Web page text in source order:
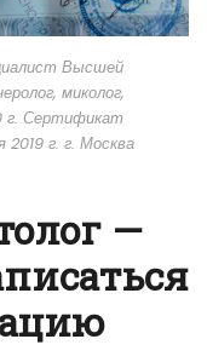
Высшей
миколог,
г. Сертификат
г. г. Москва
—